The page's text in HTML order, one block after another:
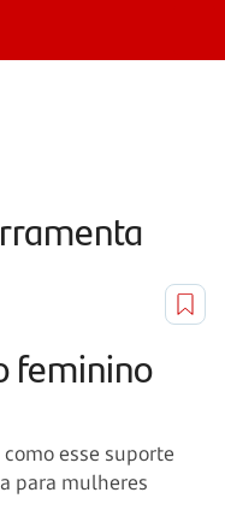
feminino
esse suporte
para mulheres